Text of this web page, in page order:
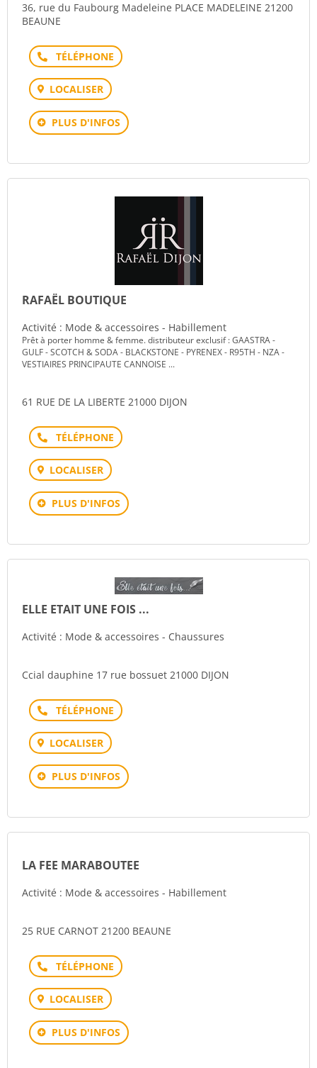
36, rue du Faubourg Madeleine PLACE MADELEINE 21200
BEAUNE
Téléphone
LOCALISER
PLUS D'INFOS
RAFAËL BOUTIQUE
Activité : Mode & accessoires - Habillement
Prêt à porter homme & femme. distributeur exclusif : GAASTRA -
GULF - SCOTCH & SODA - BLACKSTONE - PYRENEX - R95TH - NZA -
VESTIAIRES PRINCIPAUTE CANNOISE ...
61 RUE DE LA LIBERTE 21000 DIJON
Téléphone
LOCALISER
PLUS D'INFOS
ELLE ETAIT UNE FOIS ...
Activité : Mode & accessoires - Chaussures
Ccial dauphine 17 rue bossuet 21000 DIJON
Téléphone
LOCALISER
PLUS D'INFOS
LA FEE MARABOUTEE
Activité : Mode & accessoires - Habillement
25 RUE CARNOT 21200 BEAUNE
Téléphone
LOCALISER
PLUS D'INFOS